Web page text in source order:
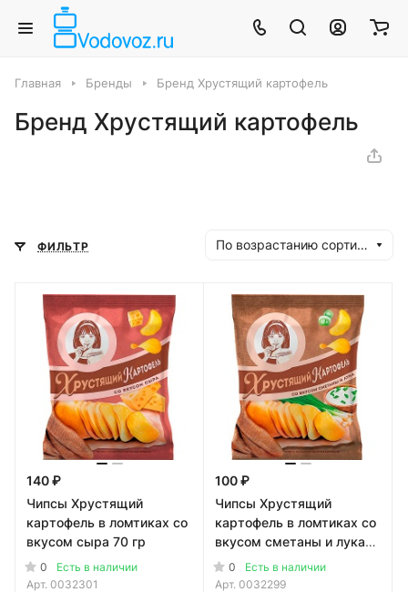
Главная Бренды Бренд Хрустящий картофель
Бренд Хрустящий картофель
ФИЛЬТР По возрастанию сортировки
140 ₽
Чипсы Хрустящий
картофель в ломтиках со
вкусом сыра 70 гр
0
Есть в наличии
Арт. 0032301
100 ₽
Чипсы Хрустящий
картофель в ломтиках со
вкусом сметаны и лука
70 гр
0
Есть в наличии
Арт. 0032299